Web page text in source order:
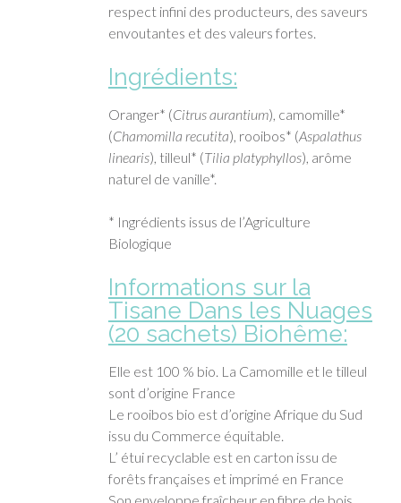
respect infini des producteurs, des saveurs
envoutantes et des valeurs fortes.
Ingrédients:
Oranger* (Citrus aurantium), camomille*
(Chamomilla recutita), rooibos* (Aspalathus
linearis), tilleul* (Tilia platyphyllos), arôme
naturel de vanille*.
* Ingrédients issus de l’Agriculture
Biologique
Informations sur la
Tisane Dans les Nuages
(20 sachets) Biohême:
Elle est 100 % bio. La Camomille et le tilleul
sont d’origine France
Le rooibos bio est d’origine Afrique du Sud
issu du Commerce équitable.
L’ étui recyclable est en carton issu de
forêts françaises et imprimé en France